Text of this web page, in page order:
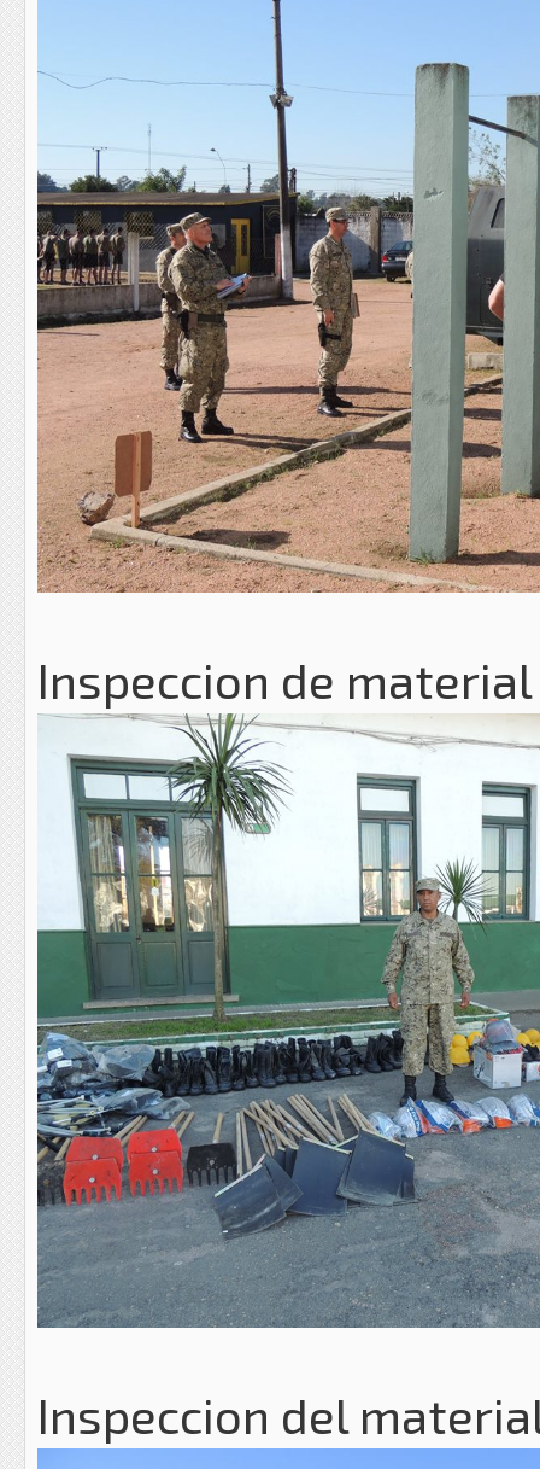
Inspeccion de
Inspeccion del